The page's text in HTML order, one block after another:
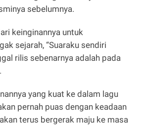
sebelumnya.
keinginannya untuk
sejarah, “Suaraku sendiri
rilis sebenarnya adalah pada
yang kuat ke dalam lagu
pernah puas dengan keadaan
terus bergerak maju ke masa